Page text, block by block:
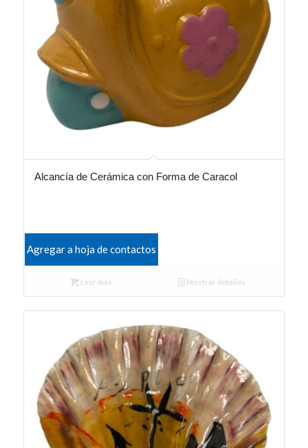
Alcancía de Cerámica con Forma de Caracol
Agregar a hoja de contactos
Leer más Mostrar detalles